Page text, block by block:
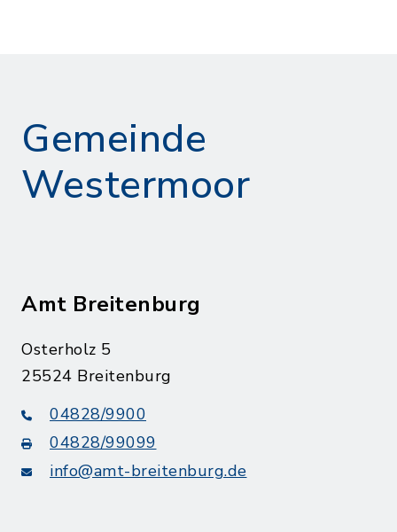
Gemeinde
Westermoor
Amt Breitenburg
Osterholz 5
25524 Breitenburg
04828/9900
04828/99099
info@amt-breitenburg.de